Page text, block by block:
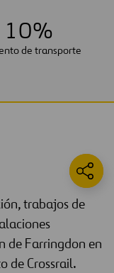
10%
de transporte
trabajos de
de Farringdon en
de Crossrail.